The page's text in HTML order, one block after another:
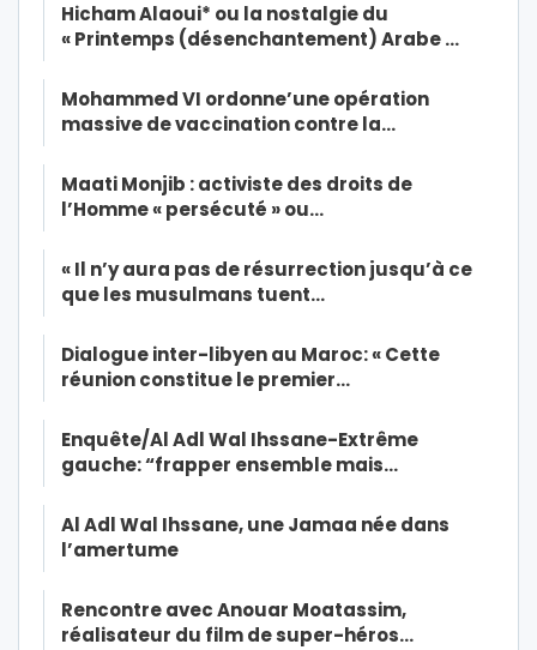
Hicham Alaoui* ou la nostalgie du
« Printemps (désenchantement) Arabe …
Mohammed VI ordonne’une opération
massive de vaccination contre la…
Maati Monjib : activiste des droits de
l’Homme « persécuté » ou…
« Il n’y aura pas de résurrection jusqu’à ce
que les musulmans tuent…
Dialogue inter-libyen au Maroc: « Cette
réunion constitue le premier…
Enquête/Al Adl Wal Ihssane-Extrême
gauche: “frapper ensemble mais…
Al Adl Wal Ihssane, une Jamaa née dans
l’amertume
Rencontre avec Anouar Moatassim,
réalisateur du film de super-héros…